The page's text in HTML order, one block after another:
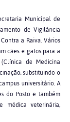
Municipal de
de Vigilância
a Raiva. Vários
cães e gatos para a
de Medicina
substituindo o
universitário. A
do Posto e também
veterinária,